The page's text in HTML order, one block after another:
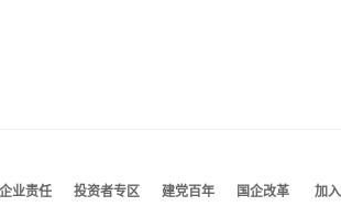
企业责任 投资者专区 建党百年 国企改革 加